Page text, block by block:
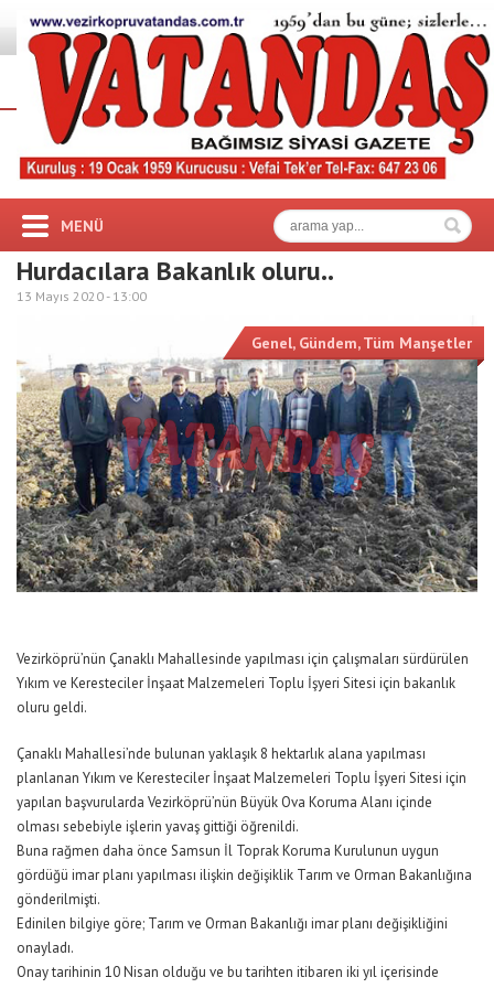
MENÜ
Hurdacılara Bakanlık oluru..
13 Mayıs 2020 - 13:00
Genel, Gündem,Tüm Manşetler
Vezirköprü’nün Çanaklı Mahallesinde yapılması için çalışmaları sürdürülen
Yıkım ve Keresteciler İnşaat Malzemeleri Toplu İşyeri Sitesi için bakanlık
oluru geldi.
Çanaklı Mahallesi’nde bulunan yaklaşık 8 hektarlık alana yapılması
planlanan Yıkım ve Keresteciler İnşaat Malzemeleri Toplu İşyeri Sitesi için
yapılan başvurularda Vezirköprü’nün Büyük Ova Koruma Alanı içinde
olması sebebiyle işlerin yavaş gittiği öğrenildi.
Buna rağmen daha önce Samsun İl Toprak Koruma Kurulunun uygun
gördüğü imar planı yapılması ilişkin değişiklik Tarım ve Orman Bakanlığına
gönderilmişti.
Edinilen bilgiye göre; Tarım ve Orman Bakanlığı imar planı değişikliğini
onayladı.
Onay tarihinin 10 Nisan olduğu ve bu tarihten itibaren iki yıl içerisinde